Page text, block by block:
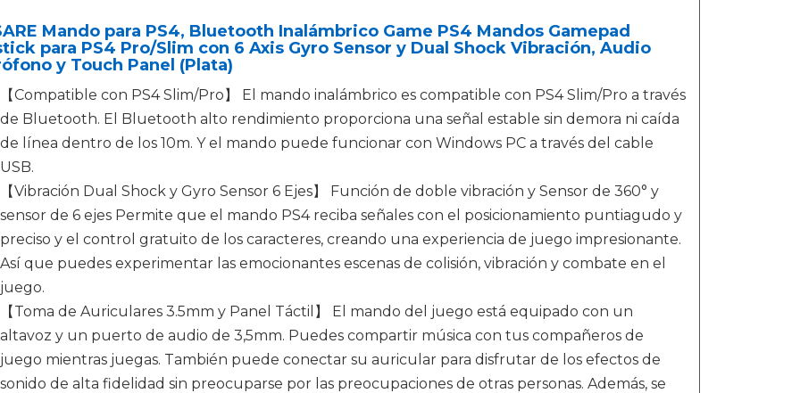
Mando para PS4, Bluetooth Inalámbrico Game PS4 Mandos Gamepad
para PS4 Pro/Slim con 6 Axis Gyro Sensor y Dual Shock Vibración, Audio
y Touch Panel (Plata)
【Compatible con PS4 Slim/Pro】 El mando inalámbrico es compatible con PS4 Slim/Pro a través
de Bluetooth. El Bluetooth alto rendimiento proporciona una señal estable sin demora ni caída
de línea dentro de los 10m. Y el mando puede funcionar con Windows PC a través del cable
USB.
【Vibración Dual Shock y Gyro Sensor 6 Ejes】 Función de doble vibración y Sensor de 360° y
sensor de 6 ejes Permite que el mando PS4 reciba señales con el posicionamiento puntiagudo y
preciso y el control gratuito de los caracteres, creando una experiencia de juego impresionante.
Así que puedes experimentar las emocionantes escenas de colisión, vibración y combate en el
juego.
【Toma de Auriculares 3.5mm y Panel Táctil】 El mando del juego está equipado con un
altavoz y un puerto de audio de 3,5mm. Puedes compartir música con tus compañeros de
juego mientras juegas. También puede conectar su auricular para disfrutar de los efectos de
sonido de alta fidelidad sin preocuparse por las preocupaciones de otras personas. Además, se